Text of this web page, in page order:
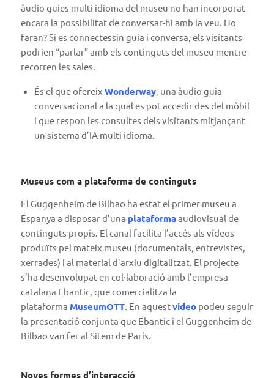
àudio guies multi idioma del museu no han incorporat
encara la possibilitat de conversar-hi amb la veu. Ho
faran? Si es connectessin guia i conversa, els visitants
podrien “parlar” amb els continguts del museu mentre
recorren les sales.
És el que ofereix Wonderway, una àudio guia
conversacional a la qual es pot accedir des del mòbil
i que respon les consultes dels visitants mitjançant
un sistema d’IA multi idioma.
Museus com a plataforma de continguts
El Guggenheim de Bilbao ha estat el primer museu a
Espanya a disposar d’una plataformaaudiovisual de
continguts propis. El canal facilita l’accés als vídeos
produïts pel mateix museu (documentals, entrevistes,
xerrades) i al material d’arxiu digitalitzat. El projecte
s’ha desenvolupat en col·laboració amb l’empresa
catalana Ebantic, que comercialitza la
plataforma MuseumOTT. En aquestvídeopodeu seguir
la presentació conjunta que Ebantic i el Guggenheim de
Bilbao van fer al Sitem de París.
Noves formes d’interacció